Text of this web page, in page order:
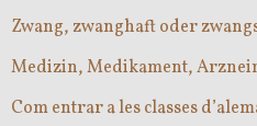
Zwang, zwanghaft oder
Medizin, Medikament,
Com entrar a les classes